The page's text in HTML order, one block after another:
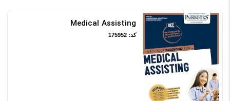
Medical Assisting
کد: 175952